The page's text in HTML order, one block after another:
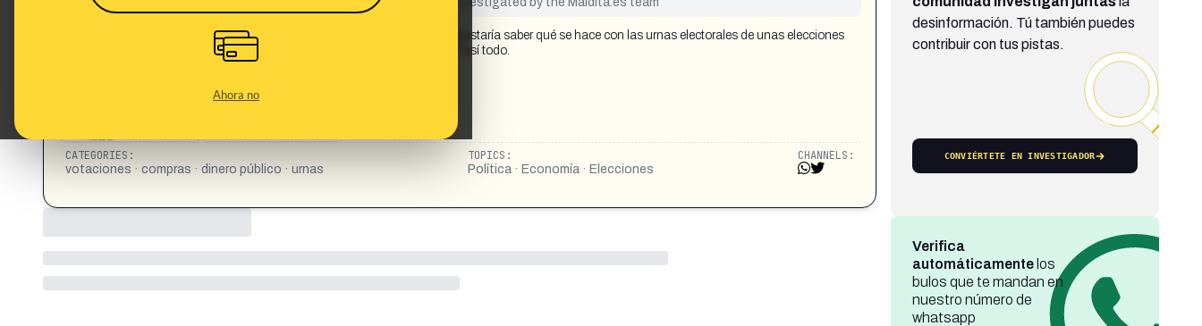
Ahora no
https://x.com/HRAnaBarba/status/2019310557707338228 Hola, Me gustaría saber qué se hace con las urnas electorales de unas elecciones
a otras para tener que comprar urnas nuevas. Millon y medio de euros. Y así todo.
CATEGORIES:
votaciones · compras · dinero público · urnas
TOPICS:
Política · Economía · Elecciones
CHANNELS:
desinformación. Tú también puedes
contribuir con tus pistas.
CONVIÉRTETE EN INVESTIGADOR
Verifica
automáticamentelos
bulos que te mandan en
nuestro número de
whatsapp